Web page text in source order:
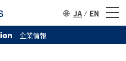
JA EN
企業情報